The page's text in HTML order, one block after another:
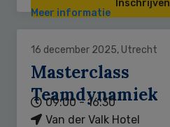
Inschrijven
Meer informatie
16 december 2025, Utrecht
Masterclass
Teamdynamiek
09:00 - 16:30
Van der Valk Hotel